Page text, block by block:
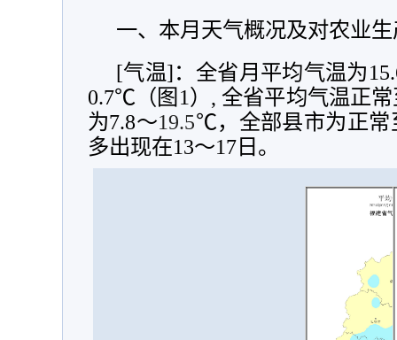
一、本月天气概况及对农业
[气温]：全省月平均气温为
0.7℃（图1）, 全省平均气温正
为7.8～19.5℃，全部县市为正常
多出现在13～17日。